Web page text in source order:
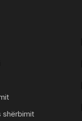
shërbimit